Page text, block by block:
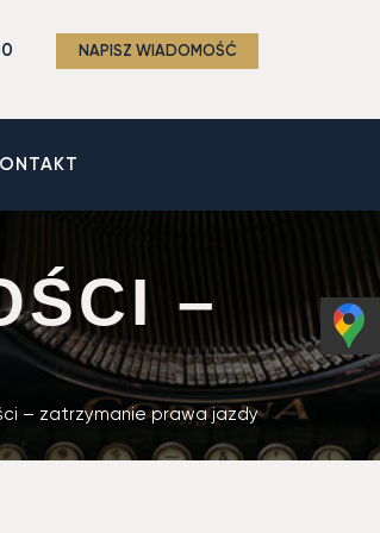
NAPISZ WIADOMOŚĆ
–
– zatrzymanie prawa jazdy